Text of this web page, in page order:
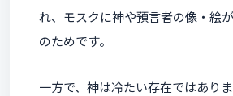
れ、モスクに神や預言者の像・絵
のためです。
一方で、神は冷たい存在ではあり